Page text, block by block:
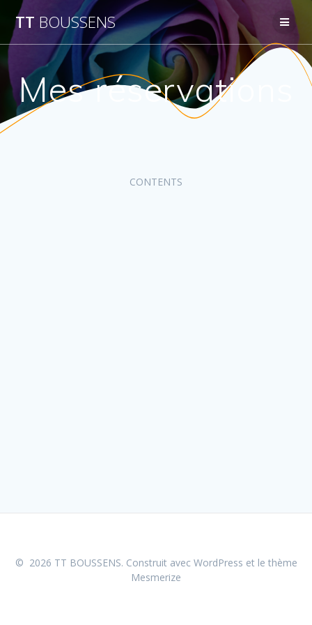
Passer
au
contenu
TT BOUSSENS
Mes réservations
CONTENTS
© 2026 TT BOUSSENS. Construit avec WordPress et le thème
Mesmerize